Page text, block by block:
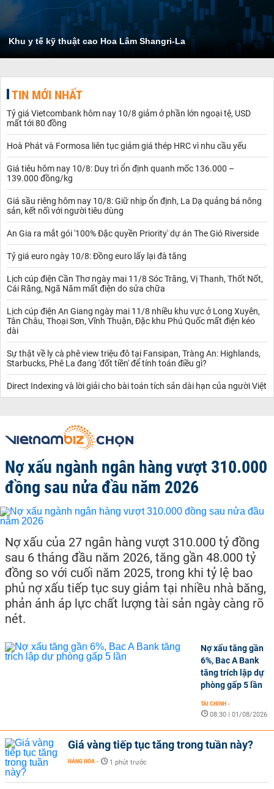
Khu y tế kỹ thuật cao Hoa Lâm Shangri-La
TIN MỚI NHẤT
Tỷ giá Vietcombank hôm nay 10/8 giảm ở phần lớn ngoại tệ, USD
mất tới 80 đồng
Hoà Phát và Formosa liên tục giảm giá thép HRC vì nhu cầu yếu
Giá tiêu hôm nay 10/8: Duy trì ổn định quanh mốc 136.000 –
139.000 đồng/kg
Giá sầu riêng hôm nay 10/8: Giữ nhịp ổn định, La Dạ quảng bá nông
sản, kết nối với người tiêu dùng
An Gia ra mắt gói '100% Đặc quyền Priority' dự án The Gió Riverside
Tỷ giá euro ngày 10/8: Đồng euro lấy lại đà tăng
Lịch cúp điện Cần Thơ ngày mai 11/8 Sóc Trăng, Vị Thanh, Thốt Nốt,
Cái Răng, Ngã Năm mất điện do sửa chữa
Lịch cúp điện An Giang ngày mai 11/8 nhiều khu vực ở Long Xuyên,
Tân Châu, Thoại Sơn, Vĩnh Thuận, Đặc khu Phú Quốc mất điện kéo
dài
Sự thật về ly cà phê view triệu đô tại Fansipan, Tràng An: Highlands,
Starbucks, Phê La đang 'đốt tiền' để tính toán điều gì?
Direct Indexing và lời giải cho bài toán tích sản dài hạn của người Việt
Nợ xấu ngành ngân hàng vượt 310.000
đồng sau nửa đầu năm 2026
Nợ xấu của 27 ngân hàng vượt 310.000 tỷ đồng
sau 6 tháng đầu năm 2026, tăng gần 48.000 tỷ
đồng so với cuối năm 2025, trong khi tỷ lệ bao
phủ nợ xấu tiếp tục suy giảm tại nhiều nhà băng,
phản ánh áp lực chất lượng tài sản ngày càng rõ
nét.
Nợ xấu tăng gần
6%, Bac A Bank
tăng trích lập dự
phòng gấp 5 lần
TÀI CHÍNH -
08:30 | 01/08/2026
Giá vàng tiếp tục tăng trong tuần này?
HÀNG HÓA - 1 phút trước